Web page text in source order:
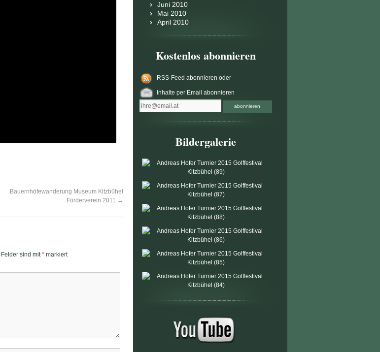
Bauernhöfewanderung Museum Kitzbühel
Förderverein 2011 →
sind mit*markiert
Juni 2010
Mai 2010
April 2010
Kostenlos abonnieren
RSS-Feed abonnieren oder
Inhalte per Email abonnieren
Bildergalerie